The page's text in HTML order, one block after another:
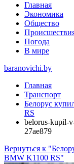
Главная
Экономика
Общество
Погода
В мире
baranovichi.by
Главная
Транспорт
Белорус
RS
belorus-kupil-
27ae879
Вернуться к
BMW K1100 RS"